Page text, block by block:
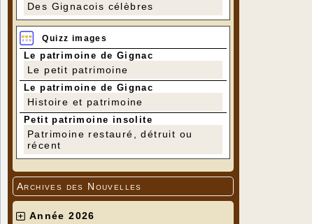
Des Gignacois célèbres
Quizz images
Le patrimoine de Gignac
Le petit patrimoine
Le patrimoine de Gignac
Histoire et patrimoine
Petit patrimoine insolite
Patrimoine restauré, détruit ou
récent
Archives des Nouvelles
Année 2026